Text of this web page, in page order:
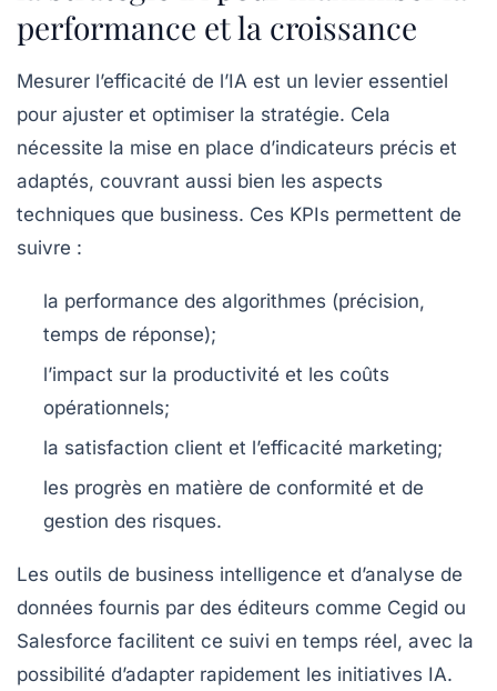
performance et la croissance
Mesurer l’efficacité de l’IA est un levier essentiel
pour ajuster et optimiser la stratégie. Cela
nécessite la mise en place d’indicateurs précis et
adaptés, couvrant aussi bien les aspects
techniques que business. Ces KPIs permettent de
suivre :
la performance des algorithmes (précision,
temps de réponse);
l’impact sur la productivité et les coûts
opérationnels;
la satisfaction client et l’efficacité marketing;
les progrès en matière de conformité et de
gestion des risques.
Les outils de business intelligence et d’analyse de
données fournis par des éditeurs comme Cegid ou
Salesforce facilitent ce suivi en temps réel, avec la
possibilité d’adapter rapidement les initiatives IA.